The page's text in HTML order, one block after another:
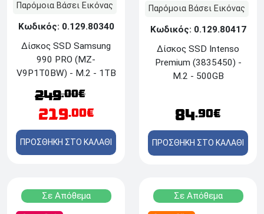
Παρόμοια Βάσει Εικόνας
Κωδικός: 0.129.80340
Δίσκος SSD Samsung
990 PRO (MZ-
V9P1T0BW) - M.2 - 1TB
249.00€
219.00€
ΠΡΟΣΘΗΚΗ ΣΤΟ ΚΑΛΑΘΙ
Παρόμοια Βάσει Εικόνας
Κωδικός: 0.129.80417
Δίσκος SSD Ιntenso
Premium (3835450) -
M.2 - 500GB
84.90€
ΠΡΟΣΘΗΚΗ ΣΤΟ ΚΑΛΑΘΙ
Σε Απόθεμα Σε Απόθεμα